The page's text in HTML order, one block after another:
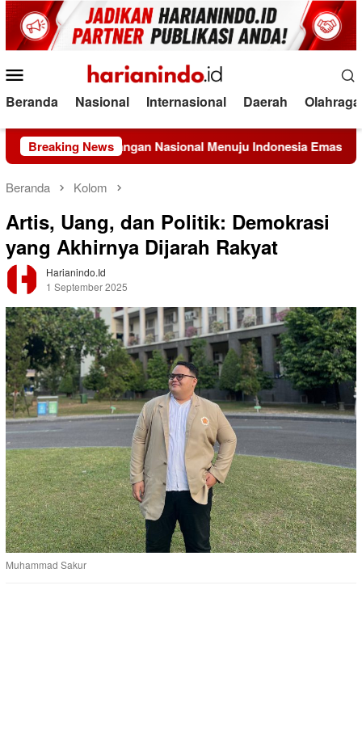
Loncat
ke
konten
Mobile
Beranda Nasional Internasional Daerah Olahraga
Breaking News
Pangan Nasional Menuju Indonesia Emas 2045
Beranda Kolom
Artis, Uang, dan Politik: Demokrasi
yang Akhirnya Dijarah Rakyat
Harianindo.id
1 September 2025
Muhammad Sakur